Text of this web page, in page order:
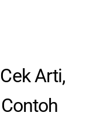
Arti,